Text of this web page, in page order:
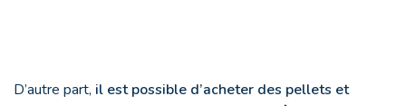
D’autre part, il est possible d’acheter des pellets et